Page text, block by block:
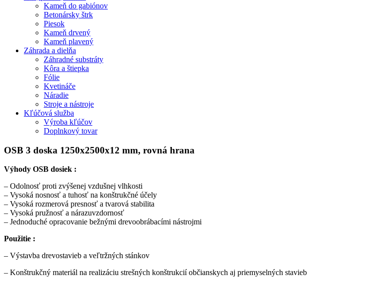
Kameň do gabiónov
Betonársky štrk
Piesok
Kameň drvený
Kameň plavený
Záhrada a dielňa
Záhradné substráty
Kôra a štiepka
Fólie
Kvetináče
Náradie
Stroje a nástroje
Kľúčová služba
Výroba kľúčov
Doplnkový tovar
OSB 3 doska 1250x2500x12 mm, rovná hrana
Výhody OSB dosiek :
– Odolnosť proti zvýšenej vzdušnej vlhkosti
– Vysoká nosnosť a tuhosť na konštrukčné účely
– Vysoká rozmerová presnosť a tvarová stabilita
– Vysoká pružnosť a nárazuvzdornosť
– Jednoduché opracovanie bežnými drevoobrábacími nástrojmi
Použitie :
– Výstavba drevostavieb a veľtržných stánkov
– Konštrukčný materiál na realizáciu strešných konštrukcií občianskych aj priemyselných stavieb